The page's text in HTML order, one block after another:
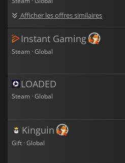
Afficher les offres similaires
Instant Gaming
Steam · Global
LOADED
Steam · Global
Kinguin
Gift · Global